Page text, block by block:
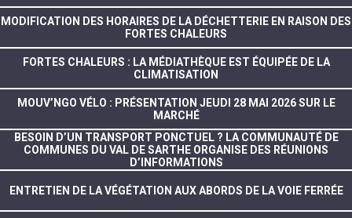
MODIFICATION DES HORAIRES DE LA DÉCHETTERIE EN RAISON DES
FORTES CHALEURS
FORTES CHALEURS : LA MÉDIATHÈQUE EST ÉQUIPÉE DE LA
CLIMATISATION
MOUV’NGO VÉLO : PRÉSENTATION JEUDI 28 MAI 2026 SUR LE
MARCHÉ
BESOIN D’UN TRANSPORT PONCTUEL ? LA COMMUNAUTÉ DE
COMMUNES DU VAL DE SARTHE ORGANISE DES RÉUNIONS
D’INFORMATIONS
ENTRETIEN DE LA VÉGÉTATION AUX ABORDS DE LA VOIE FERRÉE